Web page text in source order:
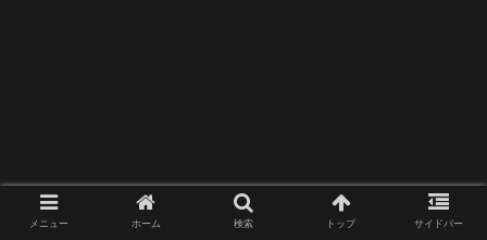
メニュー ホーム 検索 トップ サイドバー